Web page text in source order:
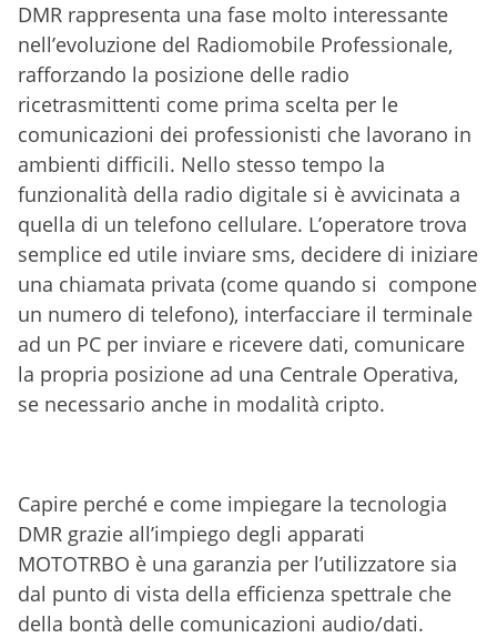
DMR rappresenta una fase molto interessante
nell’evoluzione del Radiomobile Professionale,
rafforzando la posizione delle radio
ricetrasmittenti come prima scelta per le
comunicazioni dei professionisti che lavorano in
ambienti difficili. Nello stesso tempo la
funzionalità della radio digitale si è avvicinata a
quella di un telefono cellulare. L’operatore trova
semplice ed utile inviare sms, decidere di iniziare
una chiamata privata (come quando si compone
un numero di telefono), interfacciare il terminale
ad un PC per inviare e ricevere dati, comunicare
la propria posizione ad una Centrale Operativa,
se necessario anche in modalità cripto.
Capire perché e come impiegare la tecnologia
DMR grazie all’impiego degli apparati
MOTOTRBO è una garanzia per l’utilizzatore sia
dal punto di vista della efficienza spettrale che
della bontà delle comunicazioni audio/dati.